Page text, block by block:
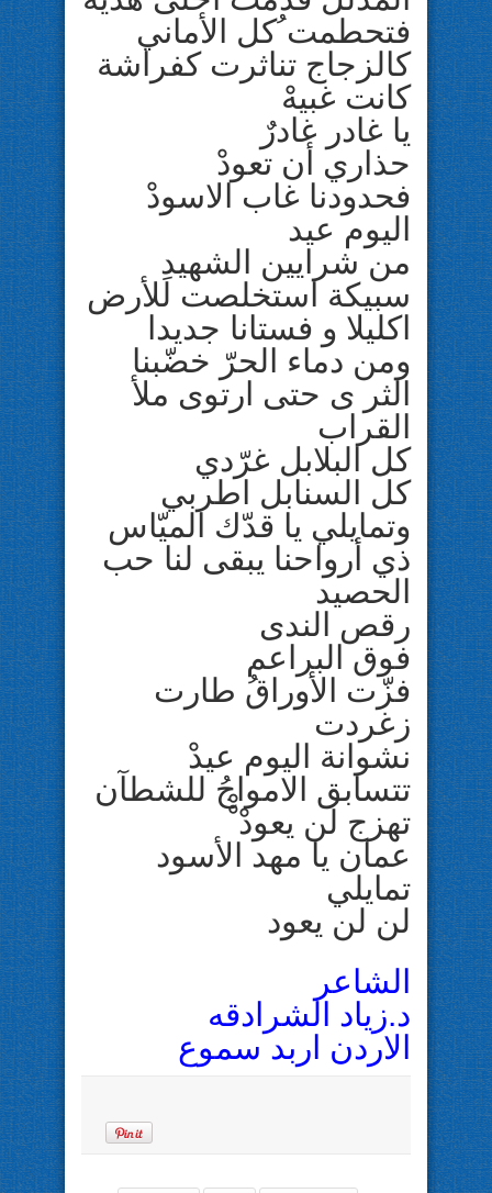
فتحطمت ُكل الأماني
كالزجاج تناثرت كفراشة
كانت غبيهْ
يا غادر غادرٌ
حذاري أن تعودْ
فحدودنا غاب الاسودْ
اليوم عيد
من شرايين الشهيدِ
سبيكة استخلصت للأرض
اكليلا و فستانا جديدا
ومن دماء الحرّ خضّبنا
الثر ى حتى ارتوى ملأ
القراب
كل البلابل غرّدي
كل السنابل اطربي
وتمايلي يا قدّك الميّاس
ذي أرواحنا يبقى لنا حب
الحصيد
رقص الندى
فوق البراعم
فزّت الأوراقُ طارت
زغردت
نشوانة اليوم عيدْ
تتسابق الامواجُ للشطآن
تهزج لن يعودْ ْْ
عمان يا مهد الأسود
تمايلي
لن لن يعود
الشاعر
د.زياد الشرادقه
اﻻردن اربد سموع